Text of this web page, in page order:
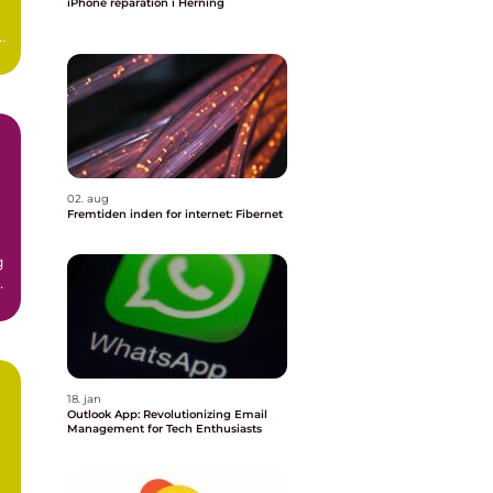
02. aug
Fremtiden inden for internet: Fibernet
18. jan
Outlook App: Revolutionizing Email
Management for Tech Enthusiasts